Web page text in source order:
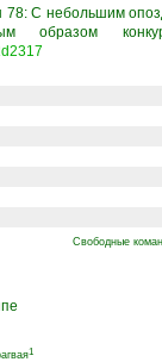
78: С небольшим
образом
Свободные
1